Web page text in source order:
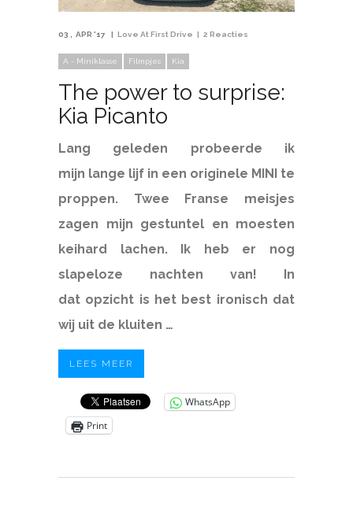
03 APR '17 Love At First Drive 2 Reacties
A - Miniklasse Filmpjes Kia
The power to surprise:
Kia Picanto
Lang geleden probeerde ik
mijn lange lijf in een originele MINI te
proppen. Twee Franse meisjes
zagen mijn gestuntel en moesten
keihard lachen. Ik heb er nog
slapeloze nachten van! In
dat opzicht is het best ironisch dat
wij uit de kluiten …
LEES MEER
WhatsApp
Print